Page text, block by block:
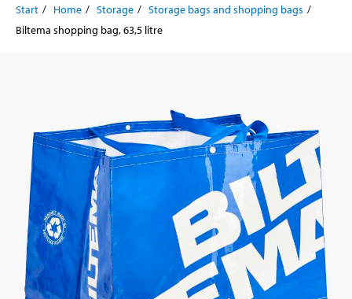
Start Home Storage
Storage bags and shopping bags
Biltema shopping bag, 63,5 litre